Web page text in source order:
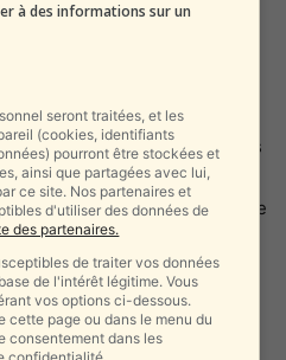
ailleurs précisé qu’un autre
Yosef Haim Zvi Serlin,
l’unité 504, sera
des morts lors d’accidents
les décès liés à des maladies
distinction souligne la
et la volonté de l’armée de
une vive émotion, tant en
juives de la diaspora,
à des informations sur un
seront traitées, et les
(cookies, identifiants
pourront être stockées et
ainsi que partagées avec lui,
ce site. Nos partenaires et
d'utiliser des données de
des partenaires.
de traiter vos données
de l'intérêt légitime. Vous
vos options ci-dessous.
cette page ou dans le menu du
consentement dans les
confidentialité.